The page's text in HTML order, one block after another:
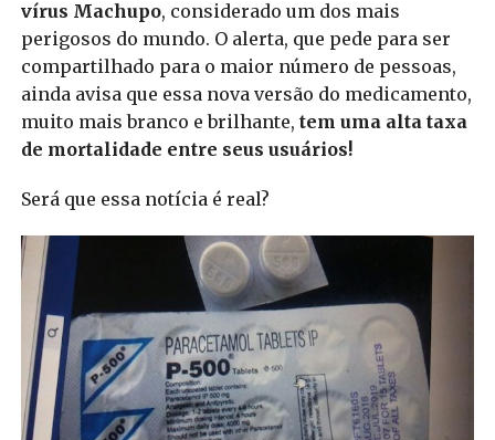
vírus Machupo, considerado um dos mais
perigosos do mundo. O alerta, que pede para ser
compartilhado para o maior número de pessoas,
ainda avisa que essa nova versão do medicamento,
muito mais branco e brilhante, tem uma alta taxa
de mortalidade entre seus usuários!
Será que essa notícia é real?